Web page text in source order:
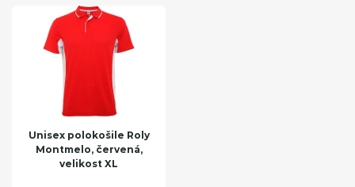
Unisex polokošile Roly
Montmelo, červená,
velikost XL